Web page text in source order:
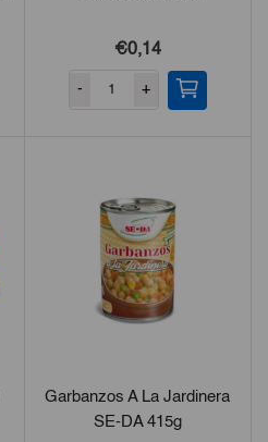
€0,14
- +
Garbanzos A La Jardinera
SE-DA 415g